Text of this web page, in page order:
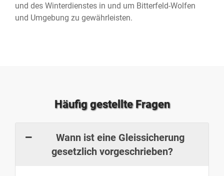
und des Winterdienstes in und um Bitterfeld-Wolfen⁠
und Umgebung zu gewährleisten.
Häufig gestellte Fragen
Wann ist eine Gleissicherung
gesetzlich vorgeschrieben?